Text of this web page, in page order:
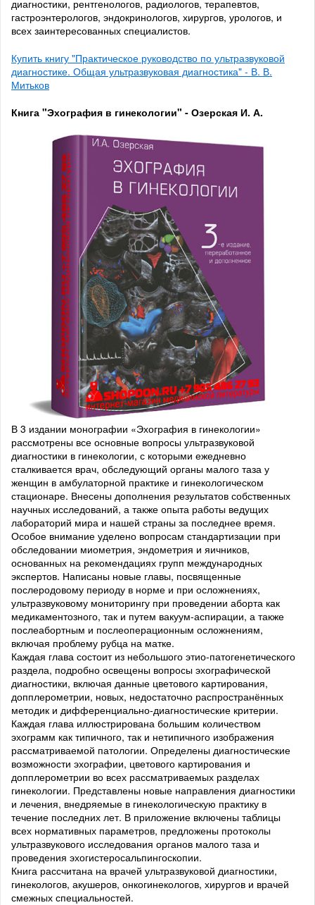
диагностики, рентгенологов, радиологов, терапевтов,
гастроэнтерологов, эндокринологов, хирургов, урологов, и
всех заинтересованных специалистов.
Купить книгу "Практическое руководство по ультразвуковой
диагностике. Общая ультразвуковая диагностика" - В. В.
Митьков
Книга "Эхография в гинекологии" - Озерская И. А.
В 3 издании монографии «Эхография в гинекологии»
рассмотрены все основные вопросы ультразвуковой
диагностики в гинекологии, с которыми ежедневно
сталкивается врач, обследующий органы малого таза у
женщин в амбулаторной практике и гинекологическом
стационаре. Внесены дополнения результатов собственных
научных исследований, а также опыта работы ведущих
лабораторий мира и нашей страны за последнее время.
Особое внимание уделено вопросам стандартизации при
обследовании миометрия, эндометрия и яичников,
основанных на рекомендациях групп международных
экспертов. Написаны новые главы, посвященные
послеродовому периоду в норме и при осложнениях,
ультразвуковому мониторингу при проведении аборта как
медикаментозного, так и путем вакуум-аспирации, а также
послеабортным и послеоперационным осложнениям,
включая проблему рубца на матке.
Каждая глава состоит из небольшого этио-патогенетического
раздела, подробно освещены вопросы эхографической
диагностики, включая данные цветового картирования,
допплерометрии, новых, недостаточно распространённых
методик и дифференциально-диагностические критерии.
Каждая глава иллюстрирована большим количеством
эхограмм как типичного, так и нетипичного изображения
рассматриваемой патологии. Определены диагностические
возможности эхографии, цветового картирования и
допплерометрии во всех рассматриваемых разделах
гинекологии. Представлены новые направления диагностики
и лечения, внедряемые в гинекологическую практику в
течение последних лет. В приложение включены таблицы
всех нормативных параметров, предложены протоколы
ультразвукового исследования органов малого таза и
проведения эхогистеросальпингоскопии.
Книга рассчитана на врачей ультразвуковой диагностики,
гинекологов, акушеров, онкогинекологов, хирургов и врачей
смежных специальностей.